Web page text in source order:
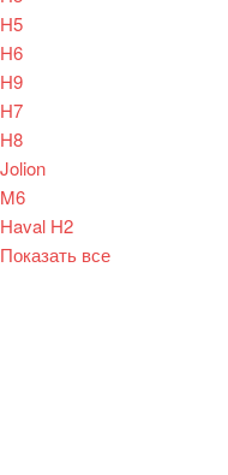
H5
H6
H9
H7
H8
Jolion
M6
Haval H2
Показать все